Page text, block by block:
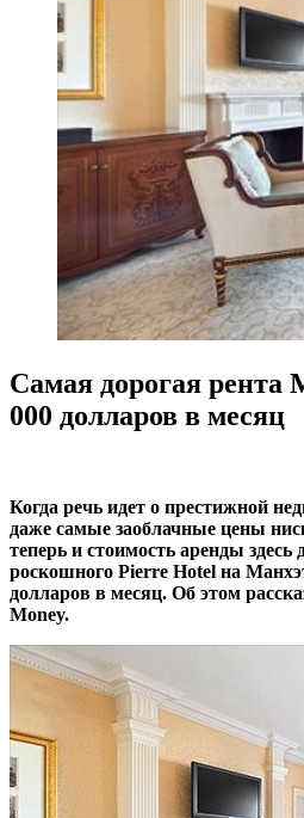
Cамая дорогая рента
000 долларов в месяц
Когда речь идет о престижной
даже самые заоблачные цены
теперь и стоимость аренды
роскошного Pierre Hotel на
долларов в месяц. Об этом
Money.